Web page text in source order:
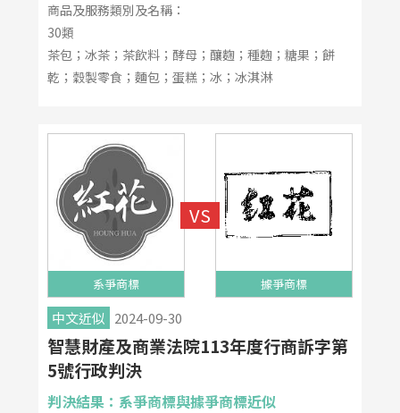
商品及服務類別及名稱：
30類
茶包；冰茶；茶飲料；酵母；釀麴；種麴；糖果；餅
乾；穀製零食；麵包；蛋糕；冰；冰淇淋
系爭商標 據爭商標
中文近似 2024-09-30
智慧財產及商業法院113年度行商訴字第
5號行政判決
判決結果：系爭商標與據爭商標近似